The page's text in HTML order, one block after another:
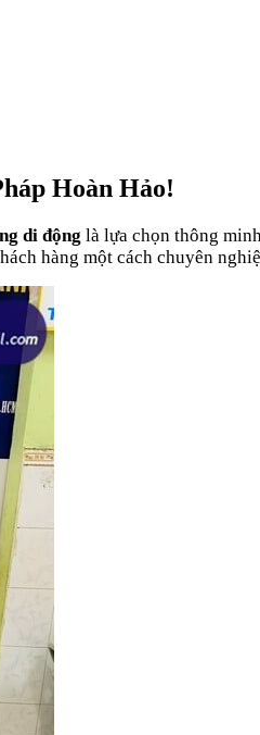
Hoàn Hảo!
di động là lựa chọn thông
hàng một cách chuyên